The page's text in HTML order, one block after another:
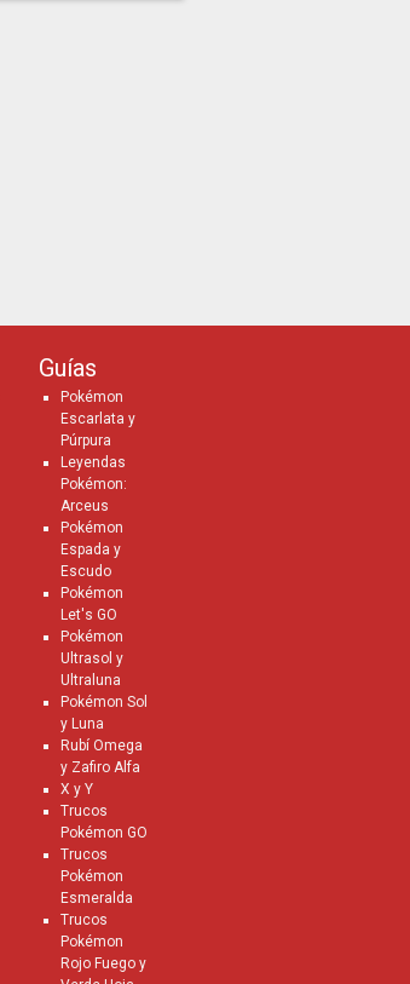
Guías
Pokémon
Escarlata y
Púrpura
Leyendas
Pokémon:
Arceus
Pokémon
Espada y
Escudo
Pokémon
Let's GO
Pokémon
Ultrasol y
Ultraluna
Pokémon Sol
y Luna
Rubí Omega
y Zafiro Alfa
X y Y
Trucos
Pokémon GO
Trucos
Pokémon
Esmeralda
Trucos
Pokémon
Rojo Fuego y